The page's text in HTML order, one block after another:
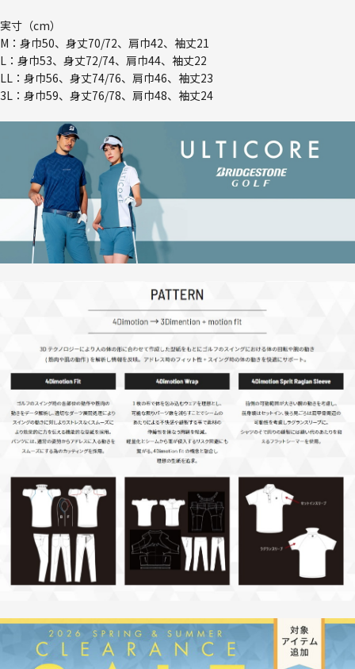
実寸（cm）
M：身巾50、身丈70/72、肩巾42、袖丈21
L：身巾53、身丈72/74、肩巾44、袖丈22
LL：身巾56、身丈74/76、肩巾46、袖丈23
3L：身巾59、身丈76/78、肩巾48、袖丈24